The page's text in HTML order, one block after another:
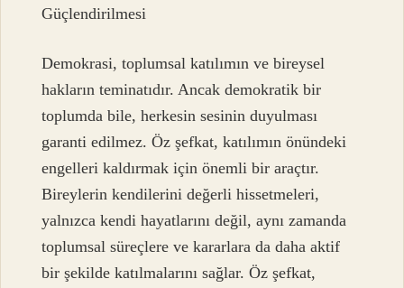
Güçlendirilmesi
Demokrasi, toplumsal katılımın ve bireysel
hakların teminatıdır. Ancak demokratik bir
toplumda bile, herkesin sesinin duyulması
garanti edilmez. Öz şefkat, katılımın önündeki
engelleri kaldırmak için önemli bir araçtır.
Bireylerin kendilerini değerli hissetmeleri,
yalnızca kendi hayatlarını değil, aynı zamanda
toplumsal süreçlere ve kararlara da daha aktif
bir şekilde katılmalarını sağlar. Öz şefkat,